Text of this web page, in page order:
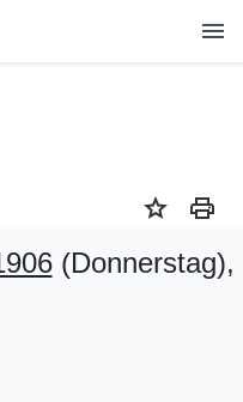
menu
star print
(Donnerstag),